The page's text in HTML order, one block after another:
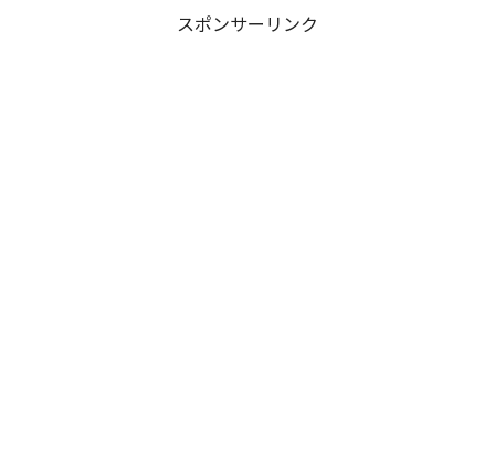
スポンサーリンク